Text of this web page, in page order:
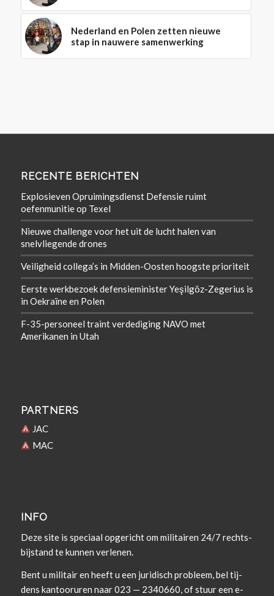
Nederland en Polen zetten nieuwe
stap in nauwere samenwerking
RECENTE BERICHTEN
Explosieven Opruimingsdienst Defensie ruimt
oefenmunitie op Texel
Nieuwe challenge voor het uit de lucht halen van
snelvliegende drones
Veiligheid collega’s in Midden-Oosten hoogste prioriteit
Eerste werkbezoek defensieminister Yeşilgöz-Zegerius is
in Oekraïne en Polen
F-35-personeel traint verdediging NAVO met
Amerikanen in Utah
PARTNERS
JAC
MAC
INFO
Deze site is spe­ci­aal opgericht om militairen 24/7 rechts­
bi­j­s­tand te kun­nen verlenen.
Bent u militair en heeft u een juridisch prob­leem, bel tij­
dens kan­tooruren naar 023 — 2340660, of stuur een e-